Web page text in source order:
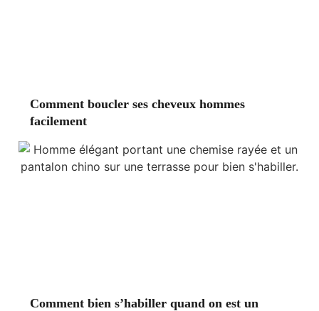
Comment boucler ses cheveux hommes
facilement
Comment bien s’habiller quand on est un